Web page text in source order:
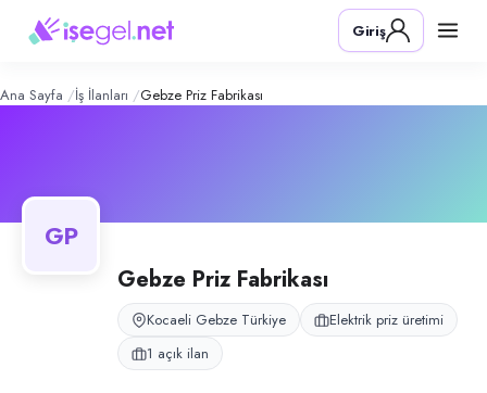
Priz Fabrikası – Şirket Profili
Konum:
Gebze Priz Fabrikası, Gebze, Kocaeli bölgesinde elektrik priz üretimi
Giriş
Ana Sayfa İş İlanları Gebze Priz Fabrikası
GP
Gebze Priz Fabrikası
Kocaeli Gebze Türkiye
Elektrik priz üretimi
1 açık ilan